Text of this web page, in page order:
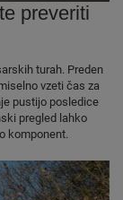
preveriti
turah. Preden
vzeti čas za
pustijo posledice
pregled lahko
komponent.